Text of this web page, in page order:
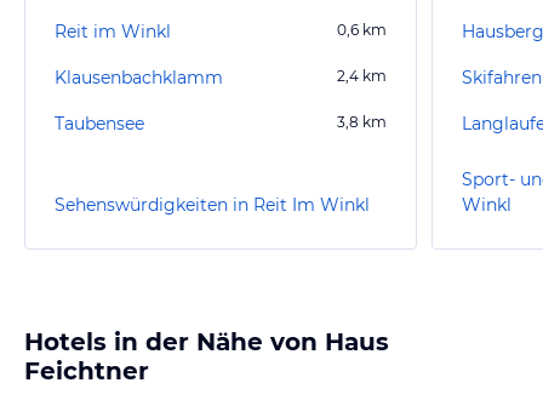
Reit im Winkl 0,6 km
Klausenbachklamm 2,4 km
Taubensee 3,8 km
Sehenswürdigkeiten in Reit Im Winkl
Skifahren
Sport-
Winkl
Hotels in der Nähe von Haus
Feichtner